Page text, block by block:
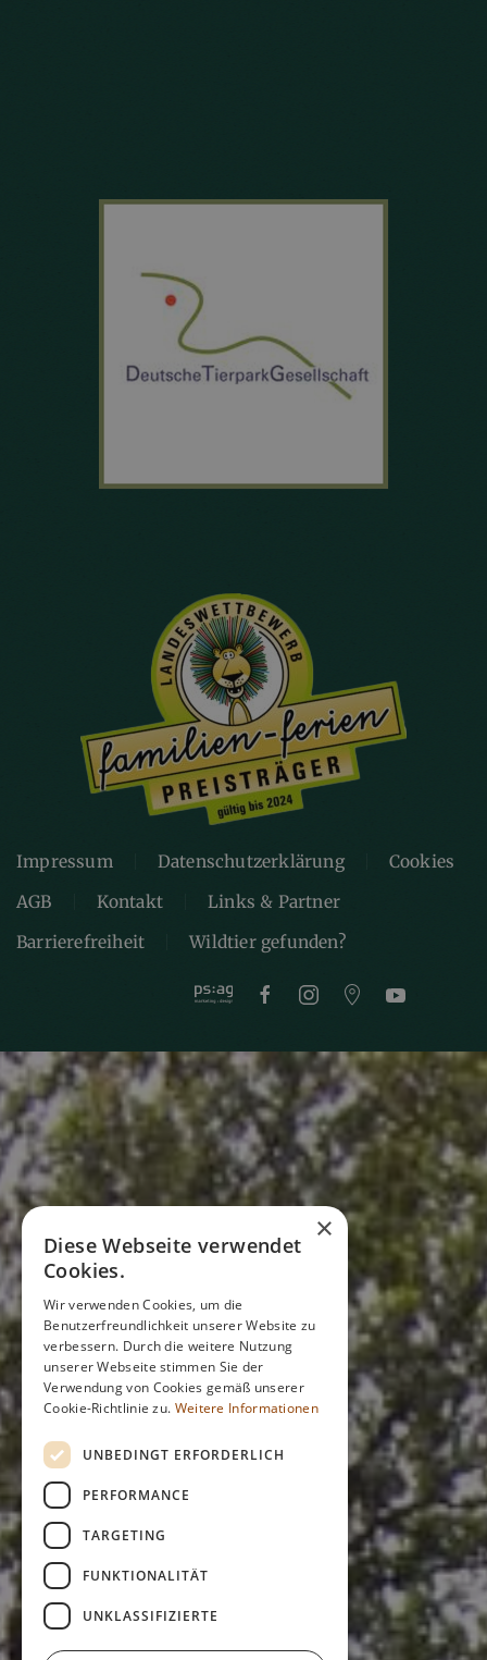
Impressum Datenschutzerklärung
Cookies
AGB
Kontakt
Links & Partner
Barrierefreiheit
Wildtier gefunden?
×
Diese Webseite verwendet
Cookies.
Wir verwenden Cookies, um die
Benutzerfreundlichkeit unserer Website zu
verbessern. Durch die weitere Nutzung
unserer Webseite stimmen Sie der
Verwendung von Cookies gemäß unserer
Cookie-Richtlinie zu. Weitere Informationen
UNBEDINGT ERFORDERLICH
PERFORMANCE
TARGETING
FUNKTIONALITÄT
UNKLASSIFIZIERTE